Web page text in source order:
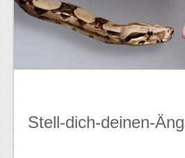
Stell-dich-deinen-